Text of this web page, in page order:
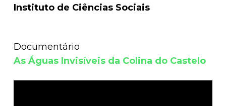
Instituto de Ciências Sociais
Documentário
As Águas Invisíveis da Colina do Castelo